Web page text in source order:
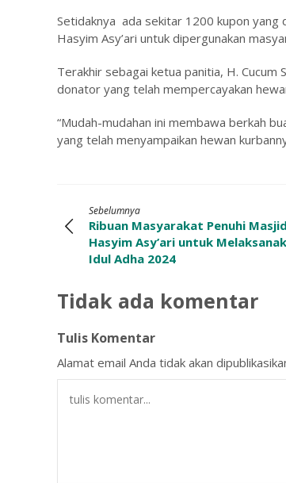
Setidaknya ada sekitar 1200 kupon yang
Hasyim Asy’ari untuk dipergunakan
Terakhir sebagai ketua panitia, H. Cucum
donator yang telah mempercayakan
“Mudah-mudahan ini membawa berkah
yang telah menyampaikan hewan
Sebelumnya
Ribuan Masyarakat Penuhi
Hasyim Asy’ari untuk
Idul Adha 2024
Tidak ada komentar
Tulis Komentar
Alamat email Anda tidak akan